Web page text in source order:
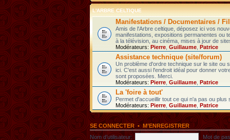
L'ARBRE CELTIQUE
Manifestations / Documentaires /
Amis de l'Arbre celtique, déposez ici vos
manifestations, expositions permanentes ou
à la télévision, au cinéma, mises à jour de
Modérateurs: Pierre Guillaume Patrice
Assistance technique (site/forum)
Un problème d'ordre technique sur le site ou
ici. C'est aussi l'endroit idéal pour donner
sont proposées. Merci.
Modérateurs: Pierre Guillaume Patrice
La 'foire à tout'
Permet d'accueillir tout ce qui n'a pas ou
Modérateurs: Pierre Guillaume Patrice
SE CONNECTER•M’ENREGISTRER
Nom d’utilisateur:
Mot de